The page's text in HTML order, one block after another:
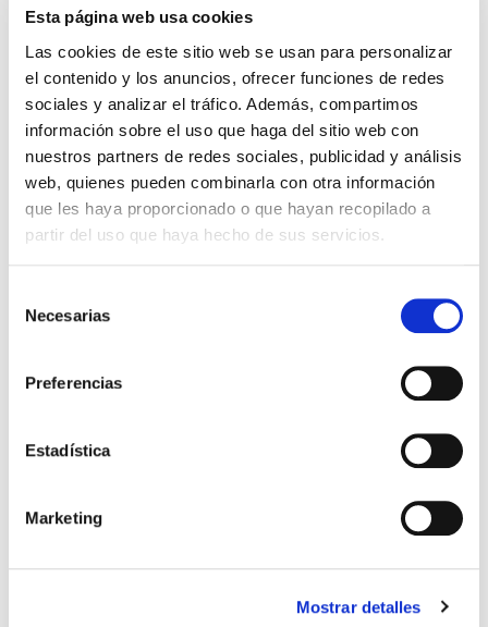
Esta página web usa cookies
Las cookies de este sitio web se usan para personalizar
el contenido y los anuncios, ofrecer funciones de redes
sociales y analizar el tráfico. Además, compartimos
información sobre el uso que haga del sitio web con
nuestros partners de redes sociales, publicidad y análisis
web, quienes pueden combinarla con otra información
que les haya proporcionado o que hayan recopilado a
partir del uso que haya hecho de sus servicios.
Necesarias
Preferencias
Estadística
Marketing
Mostrar detalles
- + Añadir
KARESEMA todo a 11,00€
SUBPRODUCTOS - Seleccionar